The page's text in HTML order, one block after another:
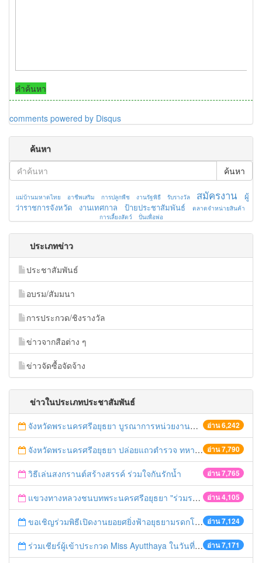
คำค้นหา
comments powered by Disqus
ค้นหา
ค้นหา
แม่บ้านมหาดไทย อาชีพเสริม การปลูกพืช งานรัฐพิธี รับรางวัล สมัครงาน
ผู้
ว่าราชการจังหวัด
งานเทศกาล ป้ายประชาสัมพันธ์
ตลาดจำหน่ายสินค้า
การเลี้ยงสัตว์
ปั่นเพื่อพ่อ
ประเภทข่าว
ประชาสัมพันธ์
อบรม/สัมมนา
การประกวด/ชิงรางวัล
ข่าวจากสือต่าง ๆ
ข่าวจัดซื้อจัดจ้าง
ข่าวในประเภทประชาสัมพันธ์
อ่าน 6,242
จังหวัดพระนครศรีอยุธยา บูรณาการหน่วยงานที่เกี่ยวข้อง ลงพื้นที่จัดระเบียบและดำเนินมาตรการตามบทลงโทษสูงสุดกับผู้ประกอบการร้านค้าที่ยังฝ่าฝืนตั้งร้านค้ารุกล้ำเขตพื้นที่ทางหลวง เตรียมความปลอดภัยก่อนเทศกาลสงกรานต์
อ่าน 7,790
จังหวัดพระนครศรีอยุธยา ปล่อยแถวตำรวจ ทหาร ฝ่ายปกครอง กว่า 100 นาย ตรวจเข้มท่ารถสาธารณะ สถานีขนส่งรถโดยสาร วินรถตู้ และสถานีรถไฟ เตรียมรับมือเทศกาลสงกรานต์
อ่าน 7,765
วิธีเล่นสงกรานต์สร้างสรรค์ ร่วมใจกันรักน้ำ
อ่าน 4,105
แขวงทางหลวงชนบทพระนครศรีอยุธยา "ร่วมรณรงค์ ขับช้า เปิดไฟหน้า คาดเข็มขัด" เทศกาลสงกรานต์ ปี 2561
อ่าน 7,124
ขอเชิญร่วมพิธีเปิดงานยอยศยิ่งฟ้าอยุธยามรดกโลก
อ่าน 7,171
ร่วมเชียร์ผู้เข้าประกวด Miss Ayutthaya ในวันที่ 15 ธันวาคม 2560